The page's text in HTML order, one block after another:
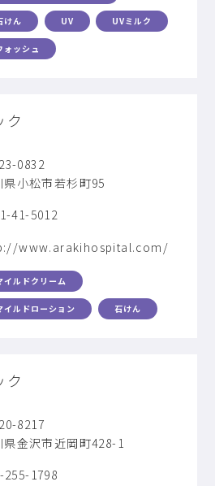
けん UV UVミルク
ォッシュ
ク
0832
県小松市若杉町95
41-5012
www.arakihospital.com/
イルドクリーム
イルドローション 石けん
ク
8217
県金沢市近岡町428-1
255-1798